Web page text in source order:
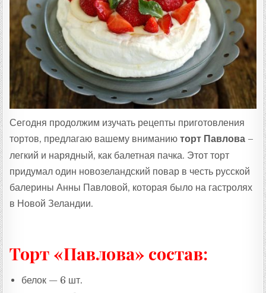
Сегодня продолжим изучать рецепты приготовления
тортов, предлагаю вашему вниманиюторт Павлова –
легкий и нарядный, как балетная пачка. Этот торт
придумал один новозеландский повар в честь русской
балерины Анны Павловой, которая было на гастролях
в Новой Зеландии.
Торт «Павлова» состав:
белок — 6 шт.